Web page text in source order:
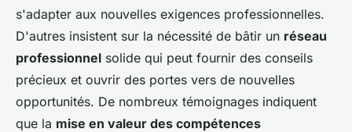
s'adapter aux nouvelles exigences professionnelles.
D'autres insistent sur la nécessité de bâtir un réseau
professionnel solide qui peut fournir des conseils
précieux et ouvrir des portes vers de nouvelles
opportunités. De nombreux témoignages indiquent
que la mise en valeur des compétences